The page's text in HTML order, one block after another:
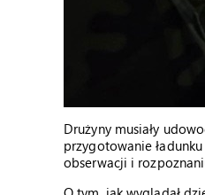
Drużyny musiały
przygotowanie
obserwacji i